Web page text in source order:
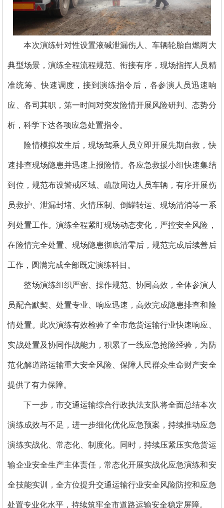
本次演练针对性设置液碱泄漏伤人、车辆轮胎自燃两大
典型场景，演练全程流程规范、衔接有序，现场指挥人员精
准统筹、快速调度，接到演练指令后，各参演人员迅速响
应、各司其职，第一时间对突发险情开展风险研判、态势分
析，科学下达各项应急处置指令。
险情模拟发生后，现场驾乘人员立即开展先期自救，快
速排查现场隐患并迅速上报险情。各应急救援小组快速集结
到位，规范布设警戒区域、疏散周边人员车辆，有序开展伤
员救护、泄漏封堵、火情压制、倒罐转运、现场清消等一系
列处置工作。演练全程紧盯现场动态变化，严控安全风险，
在险情完全处置、现场隐患彻底清零后，规范完成后续善后
工作，圆满完成全部既定演练科目。
整场演练组织严密、操作规范、协同高效，全体参演人
员配合默契、处置专业、响应迅速，高效完成隐患排查和险
情处置。此次演练有效检验了全市危货运输行业快速响应、
实战处置及协同作战能力，积累了一线应急抢险经验，为防
范化解道路运输重大安全风险、保障人民群众生命财产安全
提供了有力保障。
下一步，市交通运输综合行政执法支队将全面总结本次
演练成效与不足，进一步细化优化应急预案，持续推动应急
演练实战化、常态化、制度化。同时，持续压紧压实危货运
输企业安全生产主体责任，常态化开展实战化应急演练和安
全技能实训，全方位提升交通运输行业安全风险防控和应急
处置专业化水平，持续筑牢全市道路运输安全稳定屏障。